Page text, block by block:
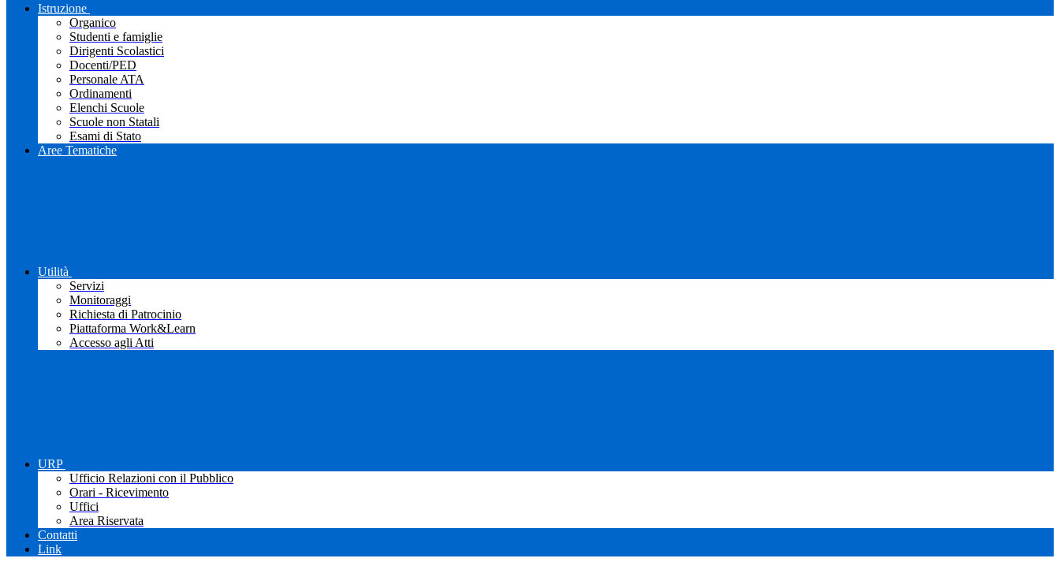
Istruzione
Organico
Studenti e famiglie
Dirigenti Scolastici
Docenti/PED
Personale ATA
Ordinamenti
Elenchi Scuole
Scuole non Statali
Esami di Stato
Aree Tematiche
Utilità
Servizi
Monitoraggi
Richiesta di Patrocinio
Piattaforma Work&Learn
Accesso agli Atti
URP
Ufficio Relazioni con il Pubblico
Orari - Ricevimento
Uffici
Area Riservata
Contatti
Link